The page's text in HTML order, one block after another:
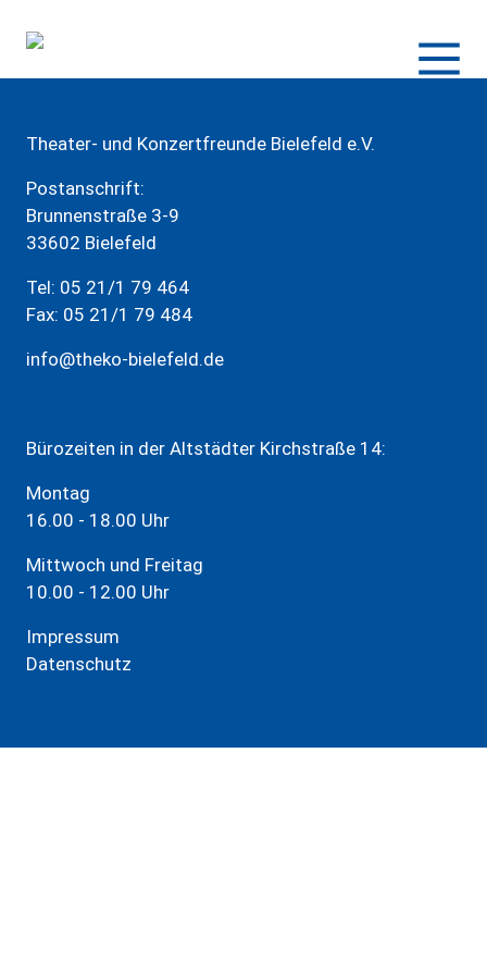
Inhalt
Theater- und Konzertfreunde Bielefeld e.V.
Postanschrift:
Brunnenstraße 3-9
33602 Bielefeld
Tel: 05 21/1 79 464
Fax: 05 21/1 79 484
info@theko-bielefeld.de
Bürozeiten in der Altstädter Kirchstraße 14:
Montag
16.00 - 18.00 Uhr
Mittwoch und Freitag
10.00 - 12.00 Uhr
Impressum
Datenschutz